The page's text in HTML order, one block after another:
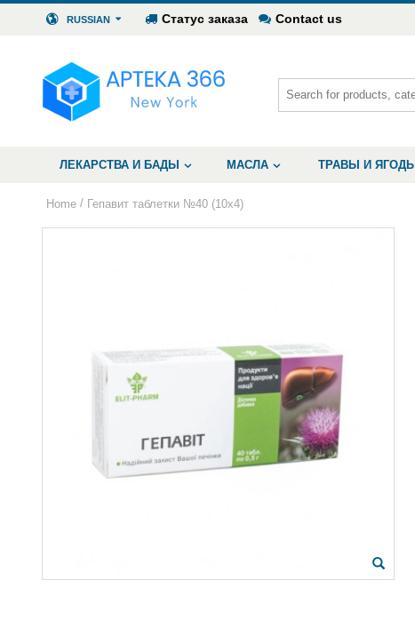
RUSSIAN Статус заказа Contact us
ЛЕКАРСТВА И БАДЫ МАСЛА ТРАВЫ И ЯГОДЫ
Home / Гепавит таблетки №40 (10х4)